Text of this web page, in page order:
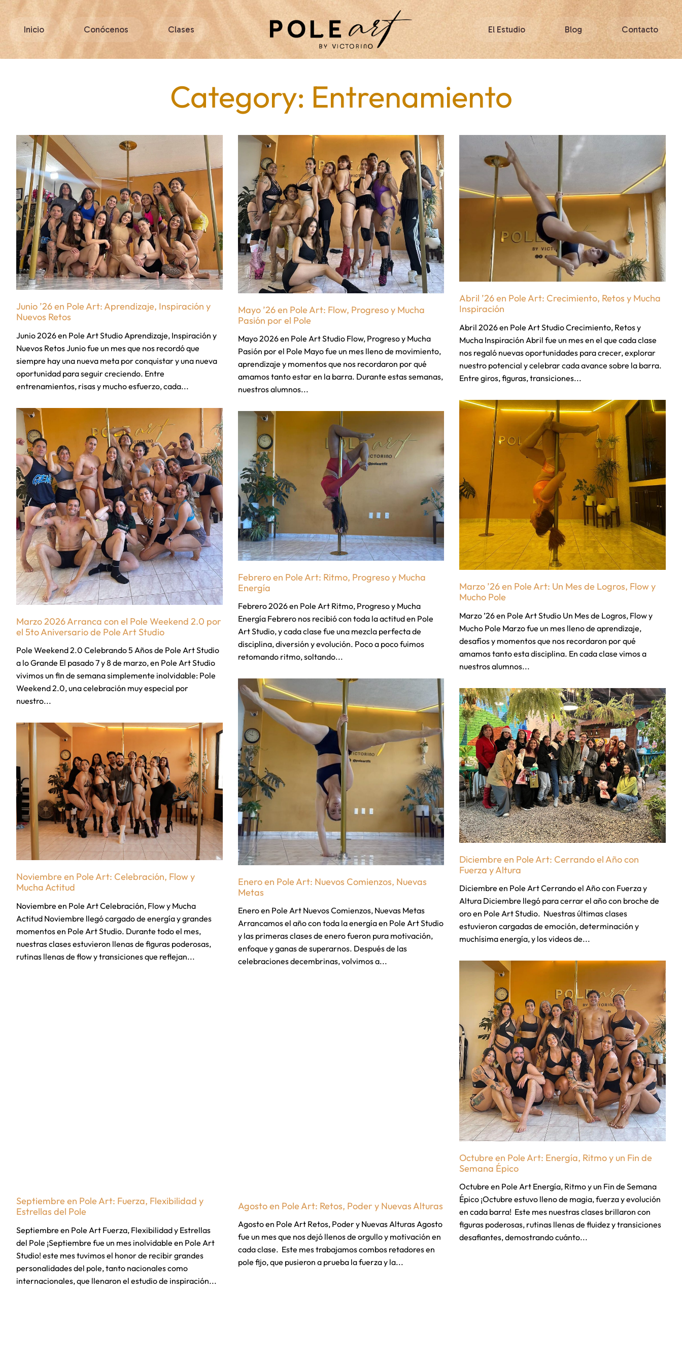
Inicio Conócenos Clases El Estudio Blog Contacto
Category: Entrenamiento
Junio ’26 en Pole Art: Aprendizaje, Inspiración y
Nuevos Retos
Junio 2026 en Pole Art Studio Aprendizaje, Inspiración y
Nuevos Retos Junio fue un mes que nos recordó que
siempre hay una nueva meta por conquistar y una nueva
oportunidad para seguir creciendo. Entre
entrenamientos, risas y mucho esfuerzo, cada...
Mayo ’26 en Pole Art: Flow, Progreso y Mucha
Pasión por el Pole
Mayo 2026 en Pole Art Studio Flow, Progreso y Mucha
Pasión por el Pole Mayo fue un mes lleno de movimiento,
aprendizaje y momentos que nos recordaron por qué
amamos tanto estar en la barra. Durante estas semanas,
nuestros alumnos...
Abril ’26 en Pole Art: Crecimiento, Retos y Mucha
Inspiración
Abril 2026 en Pole Art Studio Crecimiento, Retos y
Mucha Inspiración Abril fue un mes en el que cada clase
nos regaló nuevas oportunidades para crecer, explorar
nuestro potencial y celebrar cada avance sobre la barra.
Entre giros, figuras, transiciones...
Marzo ’26 en Pole Art: Un Mes de Logros, Flow y
Mucho Pole
Marzo ’26 en Pole Art Studio Un Mes de Logros, Flow y
Mucho Pole Marzo fue un mes lleno de aprendizaje,
desafíos y momentos que nos recordaron por qué
amamos tanto esta disciplina. En cada clase vimos a
nuestros alumnos...
Marzo 2026 Arranca con el Pole Weekend 2.0 por
el 5to Aniversario de Pole Art Studio
Pole Weekend 2.0 Celebrando 5 Años de Pole Art Studio
a lo Grande El pasado 7 y 8 de marzo, en Pole Art Studio
vivimos un fin de semana simplemente inolvidable: Pole
Weekend 2.0, una celebración muy especial por
nuestro...
Febrero en Pole Art: Ritmo, Progreso y Mucha
Energía
Febrero 2026 en Pole Art Ritmo, Progreso y Mucha
Energía Febrero nos recibió con toda la actitud en Pole
Art Studio, y cada clase fue una mezcla perfecta de
disciplina, diversión y evolución. Poco a poco fuimos
retomando ritmo, soltando...
Enero en Pole Art: Nuevos Comienzos, Nuevas
Metas
Enero en Pole Art Nuevos Comienzos, Nuevas Metas
Arrancamos el año con toda la energía en Pole Art Studio
y las primeras clases de enero fueron pura motivación,
enfoque y ganas de superarnos. Después de las
celebraciones decembrinas, volvimos a...
Diciembre en Pole Art: Cerrando el Año con
Fuerza y Altura
Diciembre en Pole Art Cerrando el Año con Fuerza y
Altura Diciembre llegó para cerrar el año con broche de
oro en Pole Art Studio. Nuestras últimas clases
estuvieron cargadas de emoción, determinación y
muchísima energía, y los videos de...
Noviembre en Pole Art: Celebración, Flow y
Mucha Actitud
Noviembre en Pole Art Celebración, Flow y Mucha
Actitud Noviembre llegó cargado de energía y grandes
momentos en Pole Art Studio. Durante todo el mes,
nuestras clases estuvieron llenas de figuras poderosas,
rutinas llenas de flow y transiciones que reflejan...
Octubre en Pole Art: Energía, Ritmo y un Fin de
Semana Épico
Octubre en Pole Art Energía, Ritmo y un Fin de Semana
Épico ¡Octubre estuvo lleno de magia, fuerza y evolución
en cada barra! Este mes nuestras clases brillaron con
figuras poderosas, rutinas llenas de fluidez y transiciones
desafiantes, demostrando cuánto...
Septiembre en Pole Art: Fuerza, Flexibilidad y
Estrellas del Pole
Septiembre en Pole Art Fuerza, Flexibilidad y Estrellas
del Pole ¡Septiembre fue un mes inolvidable en Pole Art
Studio! este mes tuvimos el honor de recibir grandes
personalidades del pole, tanto nacionales como
internacionales, que llenaron el estudio de inspiración...
Agosto en Pole Art: Retos, Poder y Nuevas Alturas
Agosto en Pole Art Retos, Poder y Nuevas Alturas Agosto